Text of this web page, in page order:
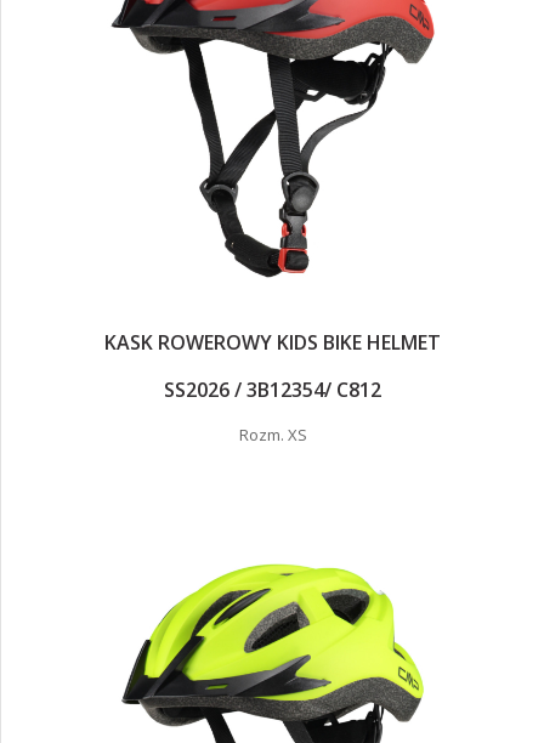
KASK ROWEROWY KIDS BIKE HELMET
SS2026 / 3B12354/ C812
Rozm. XS